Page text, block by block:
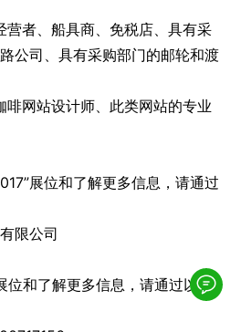
营者、船具商、免税店、具有采
公司、具有采购部门的邮轮和渡
啡网站设计师、此类网站的专业
展位和了解更多信息，请通过
限公司
位和了解更多信息，请通过以下